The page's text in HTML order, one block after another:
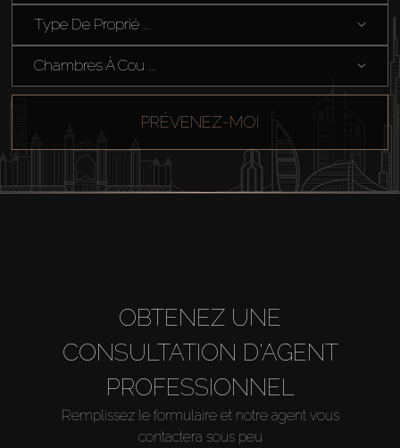
Type De Proprié ...
Chambres À Cou ...
PRÉVENEZ-MOI
OBTENEZ UNE
CONSULTATION D'AGENT
PROFESSIONNEL
Remplissez le formulaire et notre agent vous
contactera sous peu